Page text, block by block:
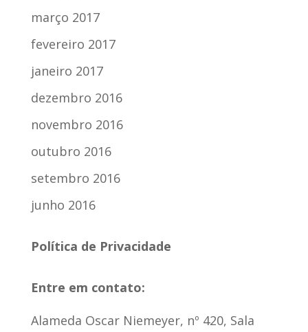
março 2017
fevereiro 2017
janeiro 2017
dezembro 2016
novembro 2016
outubro 2016
setembro 2016
junho 2016
Política de Privacidade
Entre em contato:
Alameda Oscar Niemeyer, nº 420, Sala